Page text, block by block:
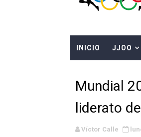
INICIO JJOO
Mundial
liderato
Víctor Calle